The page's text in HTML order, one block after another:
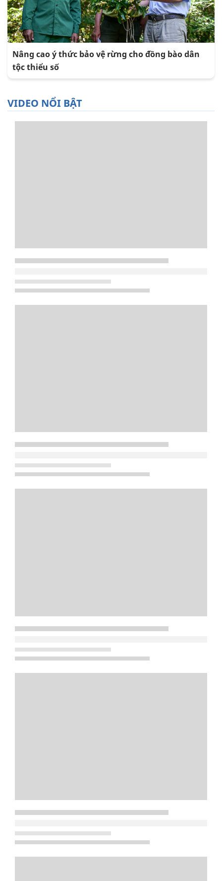
Nâng cao ý thức bảo vệ rừng cho đồng bào dân
tộc thiểu số
VIDEO NỔI BẬT